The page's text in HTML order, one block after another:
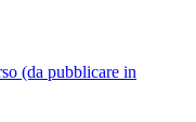
(da pubblicare in